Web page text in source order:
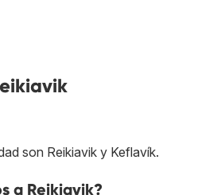
son Reikiavik y Keflavík.
a Reikiavik?